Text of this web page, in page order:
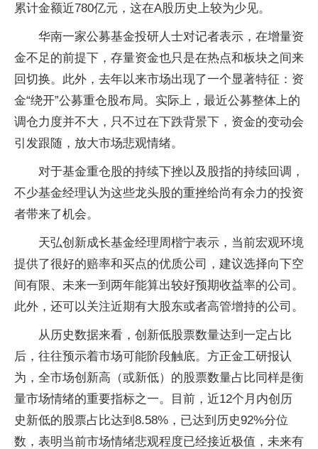
累计金额近780亿元，这在A股历史上较为少见。
华南一家公募基金投研人士对记者表示，在增量资
金不足的前提下，存量资金也只是在热点和板块之间来
回切换。此外，去年以来市场出现了一个显著特征：资
金“绕开”公募重仓股布局。实际上，最近公募整体上的
调仓力度并不大，只不过在下跌背景下，资金的变动会
引发跟随，放大市场悲观情绪。
对于基金重仓股的持续下挫以及股指的持续回调，
不少基金经理认为这些龙头股的重挫给尚有余力的投资
者带来了机会。
天弘创新成长基金经理周楷宁表示，当前宏观环境
提供了很好的赔率和买点的优质公司，建议选择向下空
间有限、未来一到两年能算出较好预期收益率的公司。
此外，还可以关注近期有大股东或者高管增持的公司。
从历史数据来看，创新低股票数量达到一定占比
后，往往预示着市场可能阶段触底。方正金工研报认
为，全市场创新高（或新低）的股票数量占比同样是衡
量市场情绪的重要指标之一。目前，近12个月内创历
史新低的股票占比达到8.58%，已达到历史92%分位
数，表明当前市场情绪悲观程度已经接近极值，未来有